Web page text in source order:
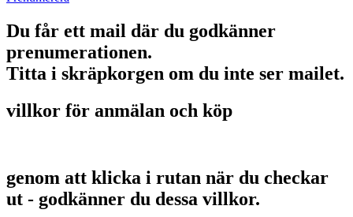
Du får ett mail där du godkänner
prenumerationen.
Titta i skräpkorgen om du inte ser mailet.
villkor för anmälan och köp
genom att klicka i rutan när du checkar
ut - godkänner du dessa villkor.